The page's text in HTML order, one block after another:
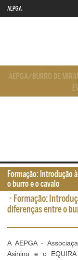
AEPGA
AEPGA/ BURRO DE
• Formação:
diferenças entre o
A AEPGA -
Asinino e o
Formação: Introdução
o burro e o cavalo